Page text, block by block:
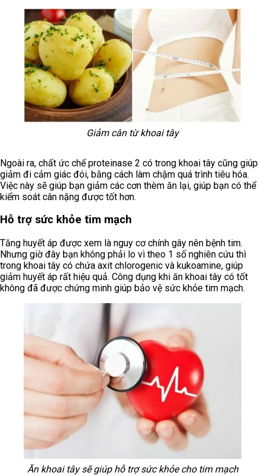
Giảm cân từ khoai tây
Ngoài ra, chất ức chế proteinase 2 có trong khoai tây cũng giúp
giảm đi cảm giác đói, bằng cách làm chậm quá trình tiêu hóa.
Việc này sẽ giúp bạn giảm các cơn thèm ăn lại, giúp bạn có thể
kiểm soát cân nặng được tốt hơn.
Hỗ trợ sức khỏe tim mạch
Tăng huyết áp được xem là nguy cơ chính gây nên bệnh tim.
Nhưng giờ đây bạn không phải lo vì theo 1 số nghiên cứu thì
trong khoai tây có chứa axit chlorogenic và kukoamine, giúp
giảm huyết áp rất hiệu quả. Công dụng khi ăn khoai tây có tốt
không đã được chứng minh giúp bảo vệ sức khỏe tim mạch.
Ăn khoai tây sẽ giúp hỗ trợ sức khỏe cho tim mạch